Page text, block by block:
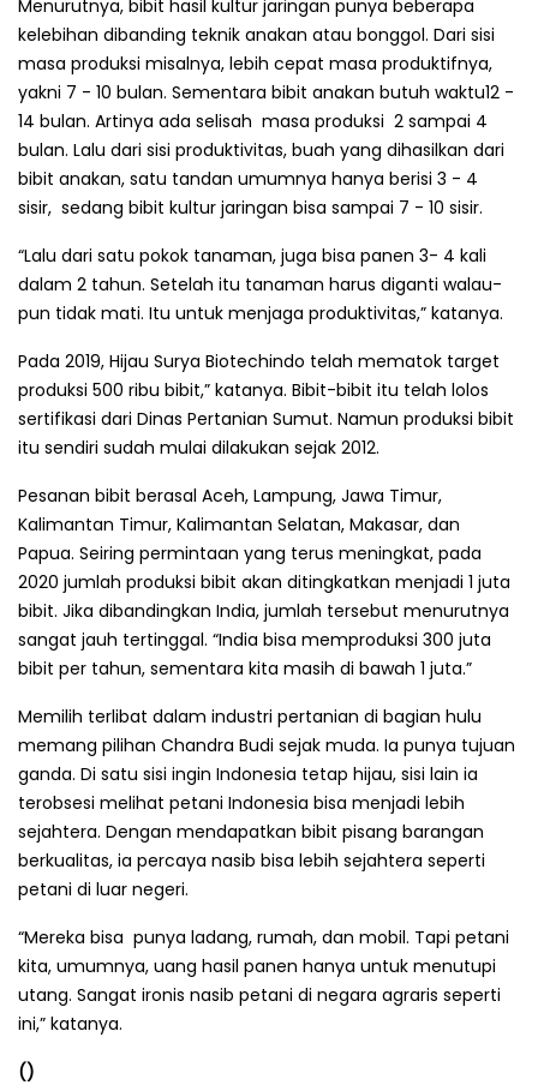
Menurutnya, bibit hasil kultur jaringan punya beberapa
kelebihan dibanding teknik anakan atau bonggol. Dari sisi
masa produksi misalnya, lebih cepat masa produktifnya,
yakni 7 - 10 bulan. Semen­tara bibit anakan butuh waktu12 -
14 bulan. Artinya ada selisah masa produksi 2 sampai 4
bulan. Lalu dari sisi produkti­vitas, buah yang dihasilkan dari
bibit anakan, satu tandan umumnya hanya berisi 3 - 4
sisir, sedang bibit kultur jaringan bisa sampai 7 - 10 sisir.
“Lalu dari satu pokok tanaman, juga bisa panen 3- 4 kali
dalam 2 tahun. Setelah itu tanaman harus diganti walau­
pun tidak mati. Itu untuk menjaga produk­ti­vitas,” katanya.
Pada 2019, Hijau Surya Biotechindo telah mematok target
produksi 500 ribu bibit,” katanya. Bibit-bibit itu telah lolos
sertifikasi dari Dinas Pertanian Sumut. Namun produksi bibit
itu sendiri sudah mulai dilakukan sejak 2012.
Pesanan bibit berasal Aceh, Lampung, Jawa Timur,
Kalimantan Timur, Kaliman­tan Selatan, Makasar, dan
Papua. Seiring permintaan yang terus meningkat, pada
2020 jumlah produksi bibit akan ditingkat­kan menjadi 1 juta
bibit. Jika dibanding­kan India, jumlah tersebut menurutnya
sangat jauh tertinggal. “India bisa mem­pro­duksi 300 juta
bibit per tahun, sementa­ra kita masih di bawah 1 juta.”
Memilih terlibat dalam industri pertani­an di bagian hulu
memang pilihan Chan­dra Budi sejak muda. Ia punya tujuan
gan­da. Di satu sisi ingin Indonesia tetap hijau, sisi lain ia
terobsesi melihat petani Indonesia bisa menjadi lebih
sejahtera. Dengan mendapatkan bibit pisang barang­an
berkualitas, ia percaya nasib bisa lebih sejahtera seperti
petani di luar negeri.
“Mereka bisa punya ladang, rumah, dan mobil. Tapi petani
kita, umumnya, uang hasil panen hanya untuk menutupi
utang. Sangat ironis nasib petani di negara agraris seperti
ini,” katanya.
()